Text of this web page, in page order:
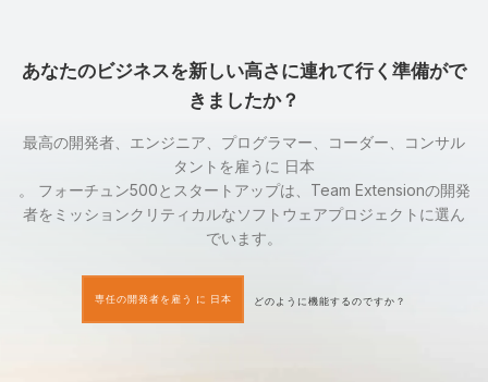
あなたのビジネスを新しい高さに連れて行く準備がで
きましたか？
最高の開発者、エンジニア、プログラマー、コーダー、コンサル
タントを雇うに 日本
。 フォーチュン500とスタートアップは、Team Extensionの開発
者をミッションクリティカルなソフトウェアプロジェクトに選ん
でいます。
専任の開発者を雇う に 日本 どのように機能するのですか？